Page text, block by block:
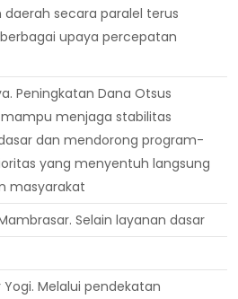
secara paralel terus
upaya percepatan
Peningkatan Dana Otsus
menjaga stabilitas
dan mendorong program-
yang menyentuh langsung
masyarakat
Selain layanan dasar
Yogi. Melalui pendekatan